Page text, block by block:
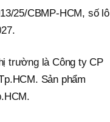
25/CBMP-HCM, số lô
trường là Công ty CP
Sản phẩm